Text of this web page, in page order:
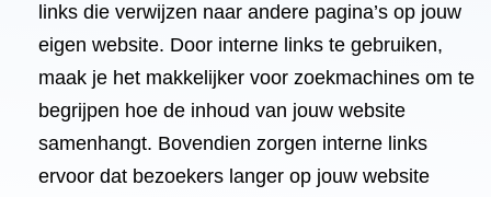
links die verwijzen naar andere pagina’s op jouw
eigen website. Door interne links te gebruiken,
maak je het makkelijker voor zoekmachines om te
begrijpen hoe de inhoud van jouw website
samenhangt. Bovendien zorgen interne links
ervoor dat bezoekers langer op jouw website